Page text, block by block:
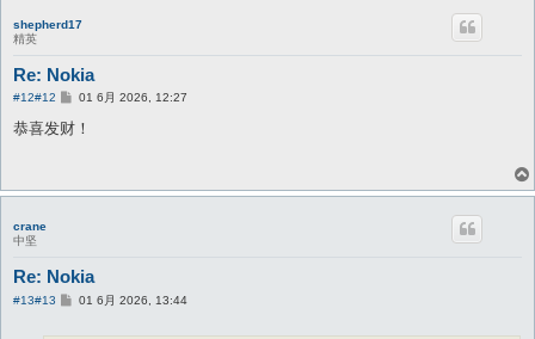
shepherd17
精英
Re: Nokia
#12#12
帖
01 6月 2026, 12:27
恭喜发财！
crane
中坚
Re: Nokia
#13#13
帖
01 6月 2026, 13:44